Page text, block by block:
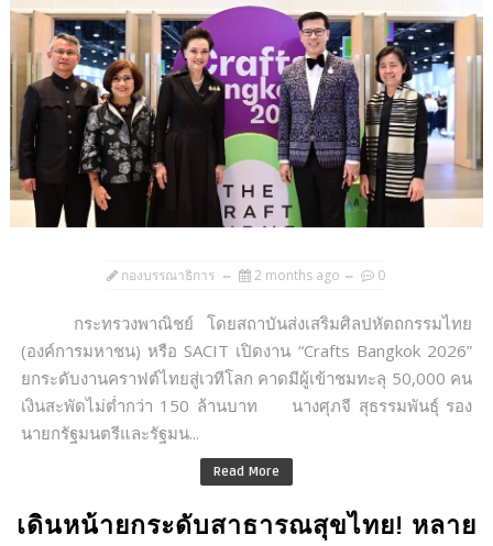
กองบรรณาธิการ 2 months ago 0
กระทรวงพาณิชย์ โดยสถาบันส่งเสริมศิลปหัตถกรรมไทย
(องค์การมหาชน) หรือ SACIT เปิดงาน “Crafts Bangkok 2026”
ยกระดับงานคราฟต์ไทยสู่เวทีโลก คาดมีผู้เข้าชมทะลุ 50,000 คน
เงินสะพัดไม่ต่ำกว่า 150 ล้านบาท นางศุภจี สุธรรมพันธุ์ รอง
นายกรัฐมนตรีและรัฐมน...
Read More
เดินหน้ายกระดับสาธารณสุขไทย! หลาย